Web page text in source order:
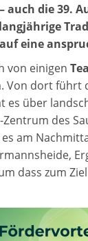
auch die 39.
eine
von einigen
Von dort führt
es über
des
am
dass zum